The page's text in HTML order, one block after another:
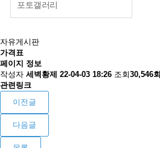
포토갤러리
자유게시판
가격표
페이지 정보
작성자 세벽황제 22-04-03 18:26 조회30,546회
관련링크
이전글
다음글